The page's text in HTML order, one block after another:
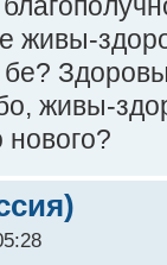
живы-
живы-